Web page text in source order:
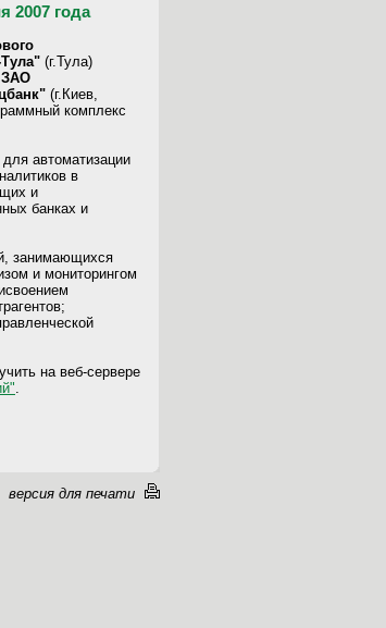
2007 года
(г.Тула)
ЗАО
(г.Киев,
комплекс
автоматизации
в
и
банках и
занимающихся
и мониторингом
на веб-сервере
версия для печати